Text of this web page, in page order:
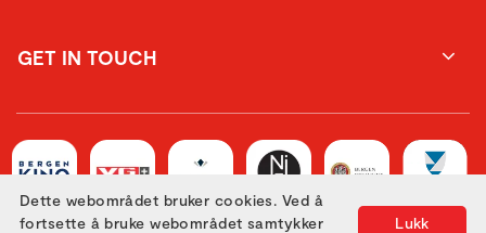
GET IN TOUCH
Lukk
Dette webområdet bruker cookies. Ved å
fortsette å bruke webområdet samtykker